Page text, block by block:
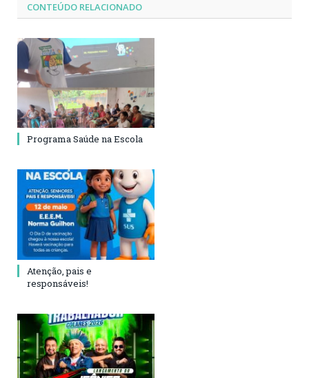
CONTEÚDO RELACIONADO
Programa Saúde na Escola
Atenção, pais e
responsáveis!